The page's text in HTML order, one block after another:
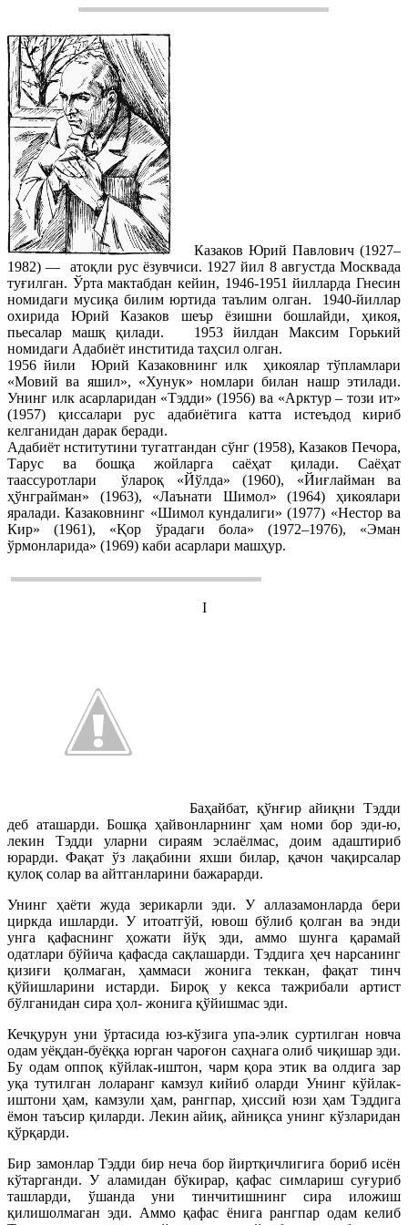
Казаков Юрий Павлович (1927–
1982) — атоқли рус ёзувчиси. 1927 йил 8 августда Москвада
туғилган. Ўрта мактабдан кейин, 1946-1951 йилларда Гнесин
номидаги мусиқа билим юртида таълим олган. 1940-йиллар
охирида Юрий Казаков шеър ёзишни бошлайди, ҳикоя,
пьесалар машқ қилади. 1953 йилдан Максим Горький
номидаги Адабиёт инститида таҳсил олган.
1956 йили Юрий Казаковнинг илк ҳикоялар тўпламлари
«Мовий ва яшил», «Хунук» номлари билан нашр этилади.
Унинг илк асарларидан «Тэдди» (1956) ва «Арктур – този ит»
(1957) қиссалари рус адабиётига катта истеъдод кириб
келганидан дарак беради.
Адабиёт нститутини тугатгандан сўнг (1958), Казаков Печора,
Тарус ва бошқа жойларга саёҳат қилади. Саёҳат
таассуротлари ўлароқ «Йўлда» (1960), «Йиғлайман ва
ҳўнграйман» (1963), «Лаънати Шимол» (1964) ҳикоялари
яралади. Казаковнинг «Шимол кундалиги» (1977) «Нестор ва
Кир» (1961), «Қор ўрадаги бола» (1972–1976), «Эман
ўрмонларида» (1969) каби асарлари машҳур.
I
Баҳайбат, қўнғир айиқни Тэдди
деб аташарди. Бошқа ҳайвонларнинг ҳам номи бор эди-ю,
лекин Тэдди уларни сираям эслаёлмас, доим адаштириб
юрарди. Фақат ўз лақабини яхши билар, қачон чақирсалар
қулоқ солар ва айтганларини бажарарди.
Унинг ҳаёти жуда зерикарли эди. У аллазамонларда бери
циркда ишларди. У итоатгўй, ювош бўлиб қолган ва энди
унга қафаснинг ҳожати йўқ эди, аммо шунга қарамай
одатлари бўйича қафасда сақлашарди. Тэддига ҳеч нарсанинг
қизиғи қолмаган, ҳаммаси жонига теккан, фақат тинч
қўйишларини истарди. Бироқ у кекса тажрибали артист
бўлганидан сира ҳол- жонига қўйишмас эди.
Кечқурун уни ўртасида юз-кўзига упа-элик суртилган новча
одам уёқдан-буёққа юрган чароғон саҳнага олиб чиқишар эди.
Бу одам оппоқ кўйлак-иштон, чарм қора этик ва олдига зар
уқа тутилган лоларанг камзул кийиб оларди Унинг кўйлак-
иштони ҳам, камзули ҳам, рангпар, ҳиссий юзи ҳам Тэддига
ёмон таъсир қиларди. Лекин айиқ, айниқса унинг кўзларидан
қўрқарди.
Бир замонлар Тэдди бир неча бор йиртқичлигига бориб исён
кўтарганди. У аламидан бўкирар, қафас симлариш суғуриб
ташларди, ўшанда уни тинчитишнинг сира иложиш
қилишолмаган эди. Аммо қафас ёнига рангпар одам келиб